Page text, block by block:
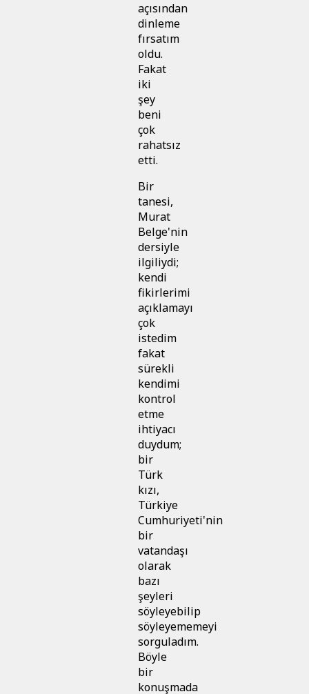
açısından
dinleme
fırsatım
oldu.
Fakat
iki
şey
beni
çok
rahatsız
etti.
Bir
tanesi,
Murat
Belge'nin
dersiyle
ilgiliydi;
kendi
fikirlerimi
açıklamayı
çok
istedim
fakat
sürekli
kendimi
kontrol
etme
ihtiyacı
duydum;
bir
Türk
kızı,
Türkiye
Cumhuriyeti'nin
bir
vatandaşı
olarak
bazı
şeyleri
söyleyebilip
söyleyememeyi
sorguladım.
Böyle
bir
konuşmada